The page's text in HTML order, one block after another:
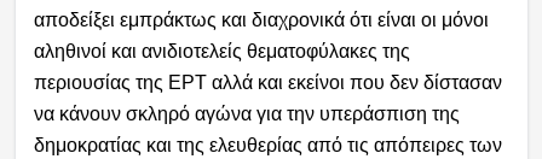
αποδείξει εμπράκτως και διαχρονικά ότι είναι οι μόνοι
αληθινοί και ανιδιοτελείς θεματοφύλακες της
περιουσίας της ΕΡΤ αλλά και εκείνοι που δεν δίστασαν
να κάνουν σκληρό αγώνα για την υπεράσπιση της
δημοκρατίας και της ελευθερίας από τις απόπειρες των